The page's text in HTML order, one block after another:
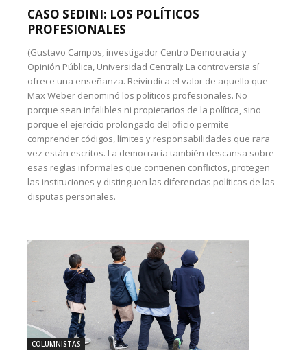
CASO SEDINI: LOS POLÍTICOS
PROFESIONALES
(Gustavo Campos, investigador Centro Democracia y
Opinión Pública, Universidad Central): La controversia sí
ofrece una enseñanza. Reivindica el valor de aquello que
Max Weber denominó los políticos profesionales. No
porque sean infalibles ni propietarios de la política, sino
porque el ejercicio prolongado del oficio permite
comprender códigos, límites y responsabilidades que rara
vez están escritos. La democracia también descansa sobre
esas reglas informales que contienen conflictos, protegen
las instituciones y distinguen las diferencias políticas de las
disputas personales.
COLUMNISTAS